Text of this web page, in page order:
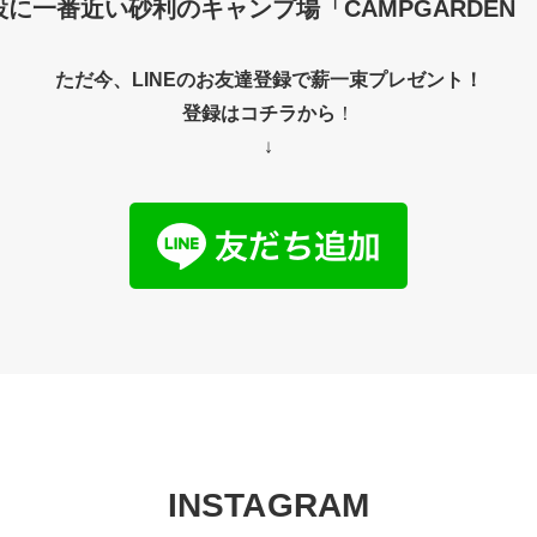
に一番近い砂利のキャンプ場「CAMPGARDEN
ただ今、LINEのお友達登録で薪一束プレゼント！
登録はコチラから ！
↓
INSTAGRAM